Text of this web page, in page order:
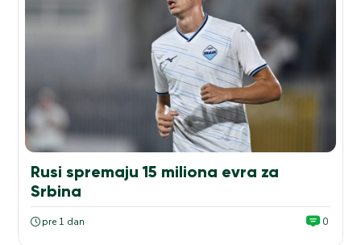
Rusi spremaju 15 miliona evra za
Srbina
pre 1 dan 0